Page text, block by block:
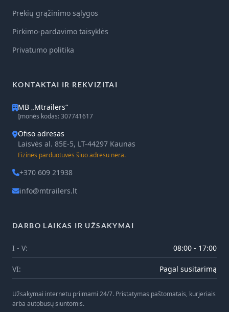
Prekių grąžinimo sąlygos
Pirkimo-pardavimo taisyklės
Privatumo politika
KONTAKTAI IR REKVIZITAI
MB „Mtrailers“
Įmonės kodas: 307741617
Ofiso adresas
Laisvės al. 85E-5, LT-44297 Kaunas
Fizinės parduotuvės šiuo adresu nėra.
+370 609 21938
info@mtrailers.lt
DARBO LAIKAS IR UŽSAKYMAI
I - V: 08:00 - 17:00
VI: Pagal susitarimą
Užsakymai internetu priimami 24/7. Pristatymas paštomatais, kurjeriais
arba autobusų siuntomis.